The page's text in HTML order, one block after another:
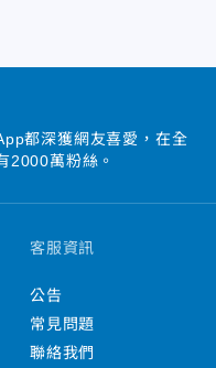
都深獲網友喜愛，在全
2000萬粉絲。
客服資訊
公告
常見問題
聯絡我們